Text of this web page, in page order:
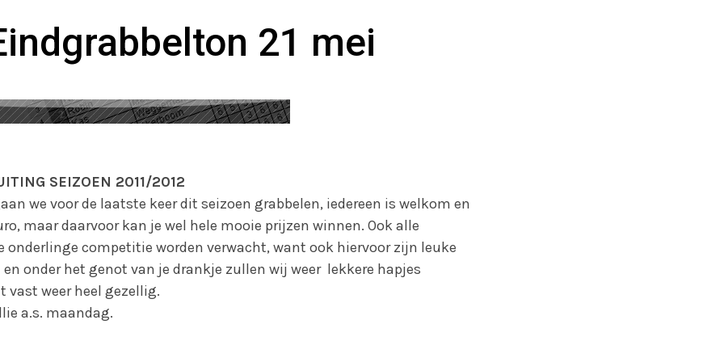
21 mei
SEIZOEN 2011/2012
we voor de laatste keer dit seizoen grabbelen, iedereen is welkom en
maar daarvoor kan je wel hele mooie prijzen winnen. Ook alle
onderlinge competitie worden verwacht, want ook hiervoor zijn leuke
en onder het genot van je drankje zullen wij weer lekkere hapjes
vast weer heel gezellig.
a.s. maandag.